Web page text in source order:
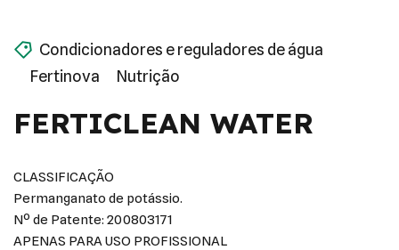
Condicionadores e reguladores de água
Fertinova
Nutrição
FERTICLEAN WATER
CLASSIFICAÇÃO
Permanganato de potássio.
Nº de Patente: 200803171
APENAS PARA USO PROFISSIONAL